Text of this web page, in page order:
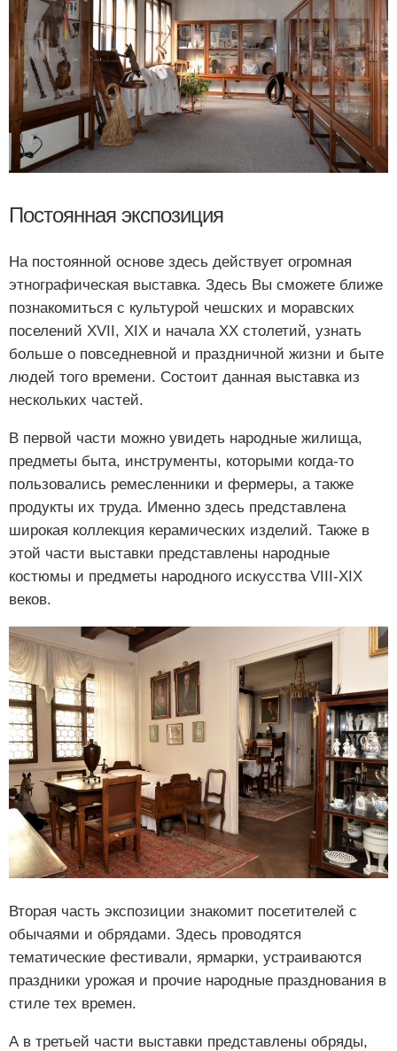
Постоянная экспозиция
На постоянной основе здесь действует огромная
этнографическая выставка. Здесь Вы сможете ближе
познакомиться с культурой чешских и моравских
поселений XVII, XIX и начала XX столетий, узнать
больше о повседневной и праздничной жизни и быте
людей того времени. Состоит данная выставка из
нескольких частей.
В первой части можно увидеть народные жилища,
предметы быта, инструменты, которыми когда-то
пользовались ремесленники и фермеры, а также
продукты их труда. Именно здесь представлена
широкая коллекция керамических изделий. Также в
этой части выставки представлены народные
костюмы и предметы народного искусства VIII-XIX
веков.
Вторая часть экспозиции знакомит посетителей с
обычаями и обрядами. Здесь проводятся
тематические фестивали, ярмарки, устраиваются
праздники урожая и прочие народные празднования в
стиле тех времен.
А в третьей части выставки представлены обряды,